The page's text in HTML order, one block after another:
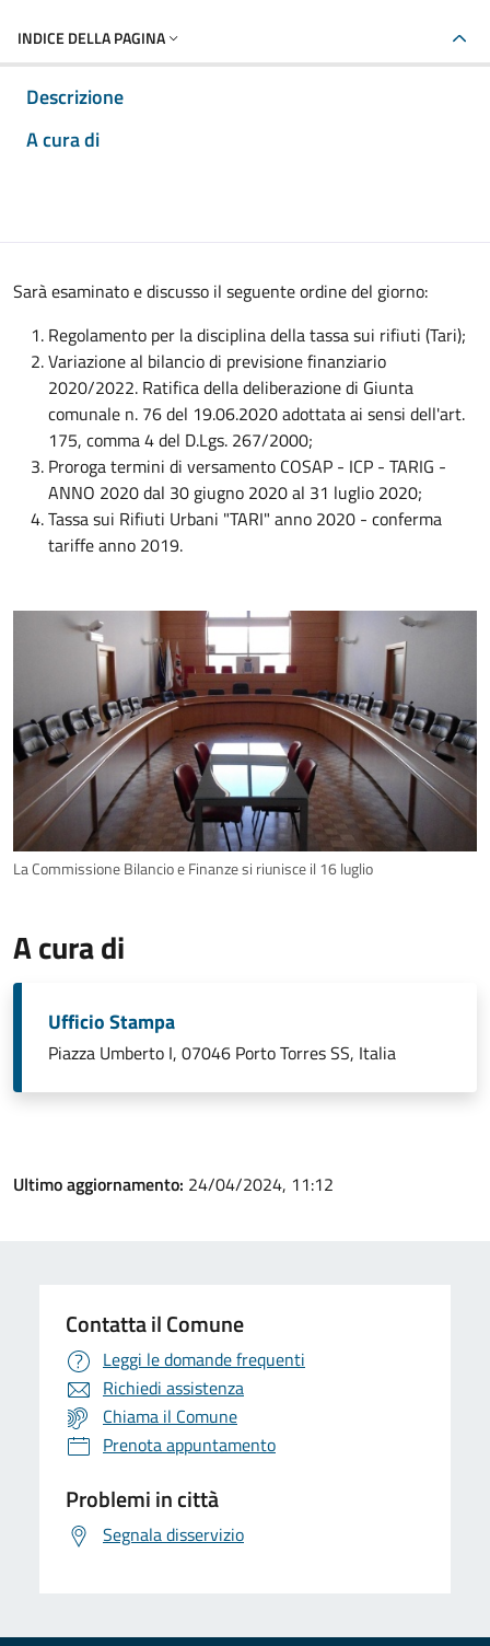
INDICE DELLA PAGINA
Descrizione
A cura di
Sarà esaminato e discusso il seguente ordine del giorno:
Regolamento per la disciplina della tassa sui rifiuti (Tari);
Variazione al bilancio di previsione finanziario
2020/2022. Ratifica della deliberazione di Giunta
comunale n. 76 del 19.06.2020 adottata ai sensi dell'art.
175, comma 4 del D.Lgs. 267/2000;
Proroga termini di versamento COSAP - ICP - TARIG -
ANNO 2020 dal 30 giugno 2020 al 31 luglio 2020;
Tassa sui Rifiuti Urbani "TARI" anno 2020 - conferma
tariffe anno 2019.
La Commissione Bilancio e Finanze si riunisce il 16 luglio
A cura di
Ufficio Stampa
Piazza Umberto I, 07046 Porto Torres SS, Italia
Ultimo aggiornamento: 24/04/2024, 11:12
Contatta il Comune
Leggi le domande frequenti
Richiedi assistenza
Chiama il Comune
Prenota appuntamento
Problemi in città
Segnala disservizio